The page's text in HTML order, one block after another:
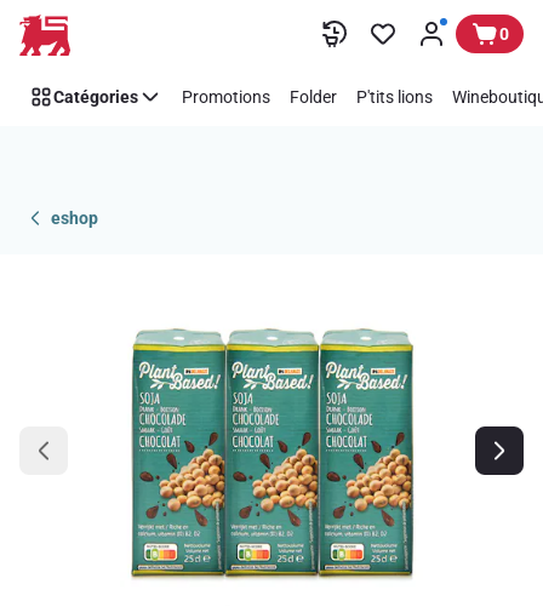
Passer 0
Catégories Promotions Folder P'tits lions
eshop